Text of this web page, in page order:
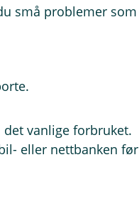
små problemer som
vanlige forbruket.
eller nettbanken før